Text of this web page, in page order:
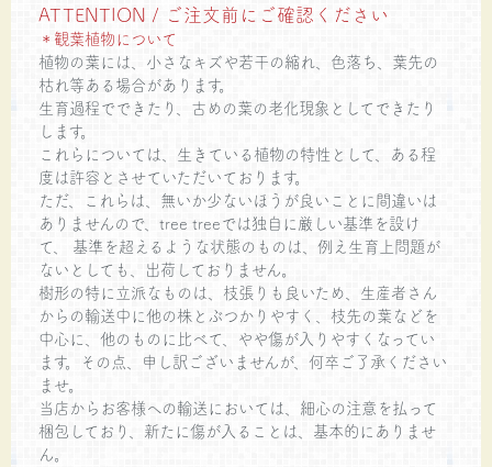
ATTENTION / ご注文前にご確認ください
＊観葉植物について
植物の葉には、小さなキズや若干の縮れ、色落ち、葉先の
枯れ等ある場合があります。
生育過程でできたり、古めの葉の老化現象としてできたり
します。
これらについては、生きている植物の特性として、ある程
度は許容とさせていただいております。
ただ、これらは、無いか少ないほうが良いことに間違いは
ありませんので、tree treeでは独自に厳しい基準を設け
て、 基準を超えるような状態のものは、例え生育上問題が
ないとしても、出荷しておりません。
樹形の特に立派なものは、枝張りも良いため、生産者さん
からの輸送中に他の株とぶつかりやすく、枝先の葉などを
中心に、他のものに比べて、やや傷が入りやすくなってい
ます。その点、申し訳ございませんが、何卒ご了承ください
ませ。
当店からお客様への輸送においては、細心の注意を払って
梱包しており、新たに傷が入ることは、基本的にありませ
ん。